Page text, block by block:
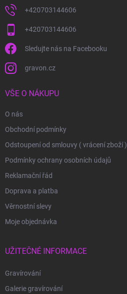
+420703144606
+420703144606
Sledujte nás na Facebooku
gravon.cz
VŠE O NÁKUPU
O nás
Obchodní podmínky
Odstoupení od smlouvy ( vrácení zboží )
Podmínky ochrany osobních údajů
Reklamační řád
Doprava a platba
Věrnostní slevy
Moje objednávka
UŽITEČNÉ INFORMACE
Gravírování
Galerie gravírování